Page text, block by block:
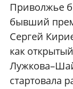
Приволжье
бывший
Сергей
как
стартовала